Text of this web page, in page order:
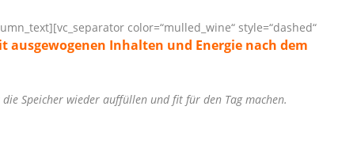
color=“mulled_wine“ style=“dashed“
ausgewogenen Inhalten und Energie nach dem
Speicher wieder auffüllen und fit für den Tag machen.